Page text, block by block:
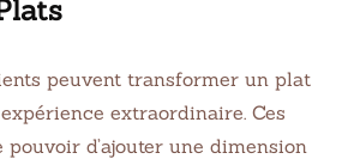
peuvent transformer un plat
extraordinaire. Ces
d’ajouter une dimension